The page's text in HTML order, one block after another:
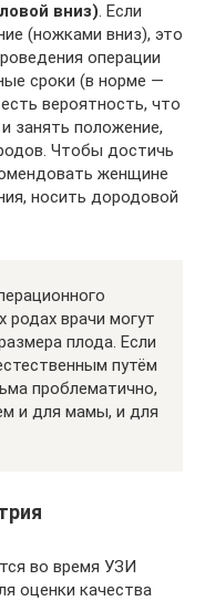
вниз). Если
(ножками вниз), это
операции
сроки (в норме —
вероятность, что
занять положение,
Чтобы достичь
женщине
носить дородовой
врачи могут
плода. Если
путём
проблематично,
и для мамы, и для
во время УЗИ
оценки качества